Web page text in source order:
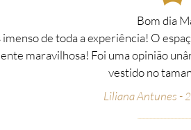
Bom dia
de toda a experiência! O
maravilhosa! Foi uma opinião
vestido no
Liliana Antunes -